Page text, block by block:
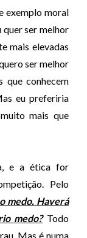
exemplo moral
quer ser melhor
mais elevadas
ser melhor
que conhecem
eu preferiria
mais que
e a ética for
Pelo
medo. Haverá
medo?Todo
Mas é numa